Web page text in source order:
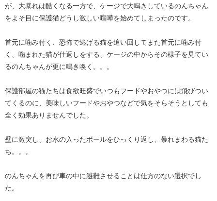
が、大暴れは酷くなる一方で、ケージで大鳴きしているのんちゃん
をよそ目に保護猫どうし激しい喧嘩を始めてしまったのです。
首元に噛み付く、恐怖で逃げる猫を追い回してまた首元に噛み付
く、噛まれた猫が仕返しをする、ケージの中からその様子を見てい
るのんちゃんが更に鳴き喚く。。。
保護部屋の猫たちは食欲旺盛でいつもフードやおやつには飛びつい
てくるのに、美味しいフードやおやつなどで気をそらそうとしても
全く効果ありませんでした。
壁に激突し、お水の入ったボールをひっくり返し、暴れまわる猫た
ち。。。
のんちゃんを再び車の中に避難させることは仕方のない選択でし
た。